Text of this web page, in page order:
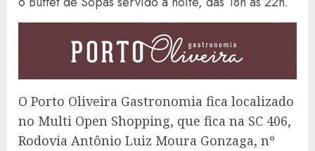
O Porto Oliveira Gastronomia fica localizado
no Multi Open Shopping, que fica na SC 406,
Rodovia Antônio Luiz Moura Gonzaga, nº